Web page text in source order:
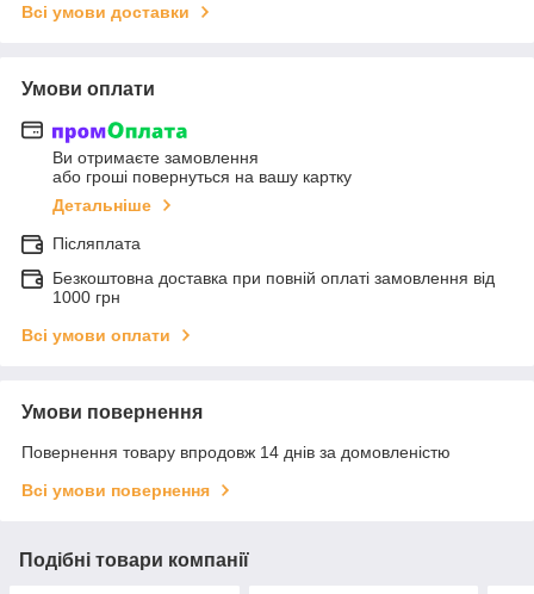
Всі умови доставки
Умови оплати
Ви отримаєте замовлення
або гроші повернуться на вашу картку
Детальніше
Післяплата
Безкоштовна доставка при повній оплаті замовлення від
1000 грн
Всі умови оплати
Умови повернення
Повернення товару впродовж 14 днів за домовленістю
Всі умови повернення
Подібні товари компанії